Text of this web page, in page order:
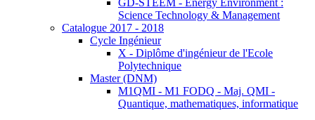
GD-STEEM - Energy Environment :
Science Technology & Management
Catalogue 2017 - 2018
Cycle Ingénieur
X - Diplôme d'ingénieur de l'Ecole
Polytechnique
Master (DNM)
M1QMI - M1 FODQ - Maj. QMI -
Quantique, mathematiques, informatique